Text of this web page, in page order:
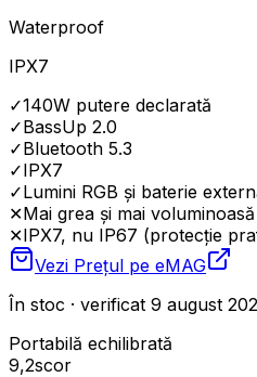
Waterproof
IPX7
✓140W putere declarată
✓BassUp 2.0
✓Bluetooth 5.3
✓IPX7
✓Lumini RGB și baterie
✕Mai grea și mai
✕IPX7, nu IP67 (protecție
Vezi Prețul pe eMAG
În stoc · verificat 9 august
Portabilă echilibrată
9,2scor